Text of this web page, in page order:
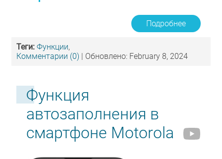
Подробнее
Теги: Функции,
Комментарии (0) | Обновлено: February 8, 2024
Функция
автозаполнения в
смартфоне Motorola